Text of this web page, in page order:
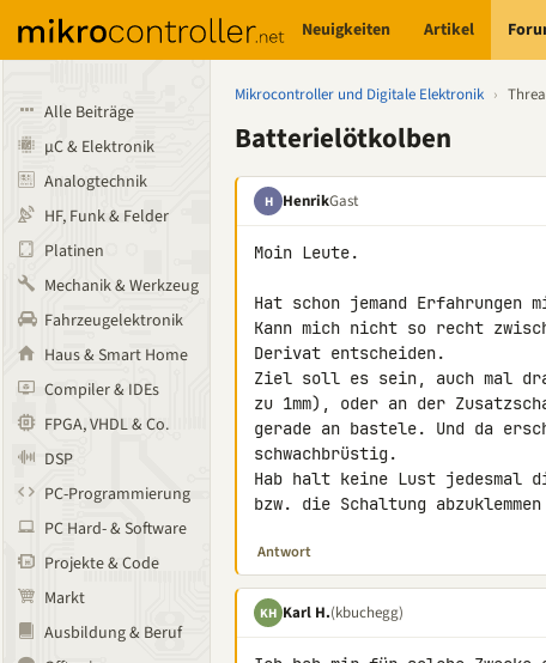
Neuigkeiten Artikel
Alle Beiträge
µC & Elektronik
Analogtechnik
HF, Funk & Felder
Platinen
Mechanik & Werkzeug
Fahrzeugelektronik
Haus & Smart Home
Compiler & IDEs
FPGA, VHDL & Co.
DSP
PC-Programmierung
PC Hard- & Software
Projekte & Code
Markt
Ausbildung & Beruf
Mikrocontroller und Digitale Elektronik ›
Batterielötkolben
H HenrikGast
Moin Leute.
Hat schon jemand
Kann mich nicht so recht
Derivat entscheiden.
Ziel soll es sein, auch mal
zu 1mm), oder an der
gerade an bastele. Und da
schwachbrüstig.
Hab halt keine Lust jedesmal
bzw. die Schaltung
Antwort
KH Karl H.(kbuchegg)